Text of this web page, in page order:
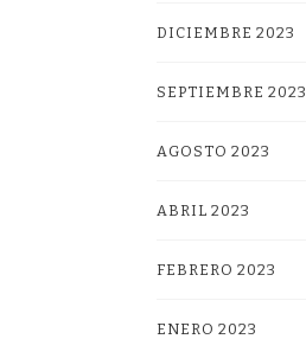
DICIEMBRE 2023
SEPTIEMBRE 2023
AGOSTO 2023
ABRIL 2023
FEBRERO 2023
ENERO 2023